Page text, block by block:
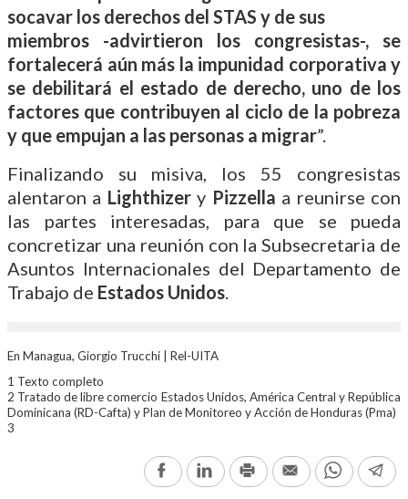
socavar los derechos del STAS y de sus
miembros -advirtieron los congresistas-, se
fortalecerá aún más la impunidad corporativa y
se debilitará el estado de derecho, uno de los
factores que contribuyen al ciclo de la pobreza
y que empujan a las personas a migrar”.
Finalizando su misiva, los 55 congresistas
alentaron a Lighthizery Pizzella a reunirse con
las partes interesadas, para que se pueda
concretizar una reunión con la Subsecretaria de
Asuntos Internacionales del Departamento de
Trabajo de Estados Unidos.
En Managua, Giorgio Trucchi | Rel-UITA
1 Texto completo
2 Tratado de libre comercio Estados Unidos, América Central y República
Dominicana (RD-Cafta) y Plan de Monitoreo y Acción de Honduras (Pma)
3
FacebookLinkedInPrint Email